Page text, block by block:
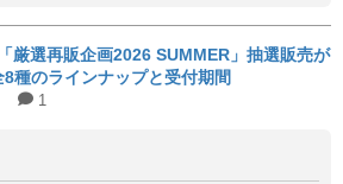
厳選再販企画2026 SUMMER」抽選販売が
8種のラインナップと受付期間
1